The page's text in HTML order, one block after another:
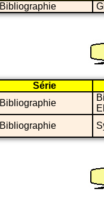
Bibliographie
Série
Bibliographie
Bibliographie